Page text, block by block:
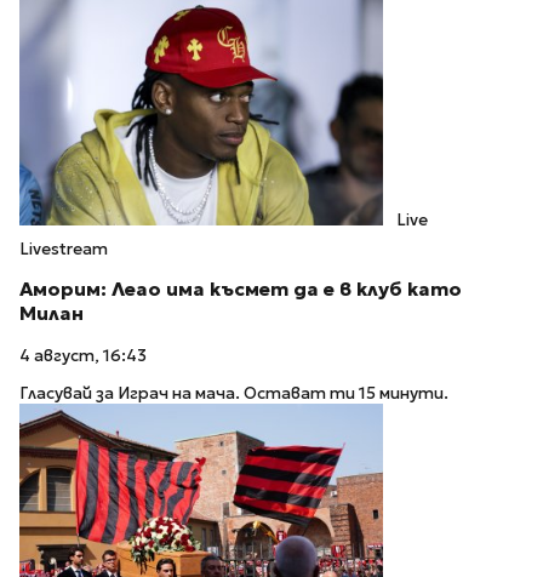
Live
Livestream
Аморим: Леао има късмет да е в клуб като
Милан
4 август, 16:43
Гласувай за Играч на мача. Остават ти 15 минути.